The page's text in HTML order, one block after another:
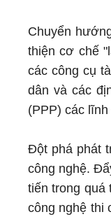
Chuyển
thiện cơ chế
các công cụ
dân và các
(PPP) các
Đột phá phát
công nghệ.
tiến trong quá
công nghệ thi